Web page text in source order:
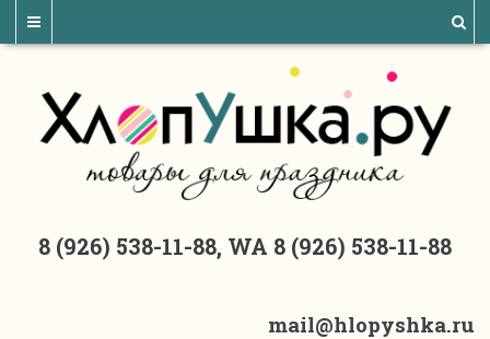
8 (926) 538-11-88, WA 8 (926) 538-11-88
mail@hlopyshka.ru